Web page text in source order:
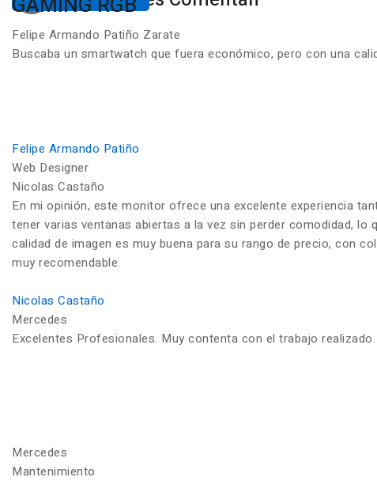
Felipe Armando Patiño Zarate
Buscaba un smartwatch que fuera económico, pero con una
Felipe Armando Patiño
Web Designer
Nicolas Castaño
En mi opinión, este monitor ofrece una excelente experiencia
tener varias ventanas abiertas a la vez sin perder comodidad,
calidad de imagen es muy buena para su rango de precio, con
muy recomendable.
Nicolas Castaño
Mercedes
Excelentes Profesionales. Muy contenta con el trabajo
Mercedes
Mantenimiento